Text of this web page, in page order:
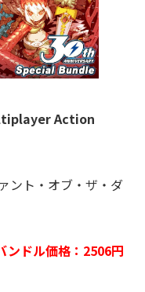
Action
ント・オブ・ザ・ダ
ンドル価格：2506円